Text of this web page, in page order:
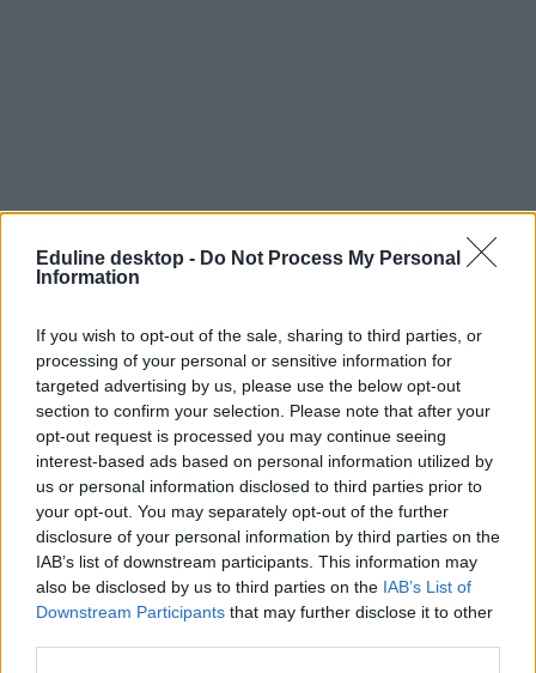
Eduline desktop - Do Not Process My Personal
Information
If you wish to opt-out of the sale, sharing to third parties, or
processing of your personal or sensitive information for
targeted advertising by us, please use the below opt-out
section to confirm your selection. Please note that after your
opt-out request is processed you may continue seeing
interest-based ads based on personal information utilized by
us or personal information disclosed to third parties prior to
your opt-out. You may separately opt-out of the further
disclosure of your personal information by third parties on the
IAB’s list of downstream participants. This information may
also be disclosed by us to third parties on the IAB’s List of
Downstream Participants that may further disclose it to other